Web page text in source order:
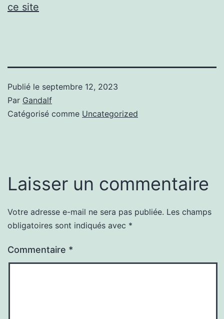
ce site
Publié le septembre 12, 2023
Par Gandalf
Catégorisé comme Uncategorized
Laisser un commentaire
Votre adresse e-mail ne sera pas publiée. Les champs
obligatoires sont indiqués avec *
Commentaire *